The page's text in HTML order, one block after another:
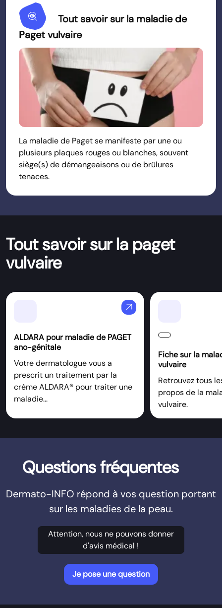
Mystery
Tout savoir sur la maladie de
Paget vulvaire
La maladie de Paget se manifeste par une ou
plusieurs plaques rouges ou blanches, souvent
siège(s) de démangeaisons ou de brûlures
tenaces.
Tout savoir sur la paget
vulvaire
arrow_outward
ALDARA pour maladie de PAGET
ano-génitale
Votre dermatologue vous a
prescrit un traitement par la
crème ALDARA® pour traiter une
maladie...
Fiche sur la
vulvaire
Retrouvez tous
propos de la
vulvaire.
Questions fréquentes
Dermato-INFO répond à vos question portant
sur les maladies de la peau.
Attention, nous ne pouvons donner
d'avis médical !
Je pose une question